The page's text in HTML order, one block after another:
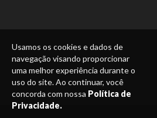
Usamos os cookies e dados de
navegação visando proporcionar
uma melhor experiência durante o
uso do site. Ao continuar, você
concorda com nossa Política de
Privacidade.